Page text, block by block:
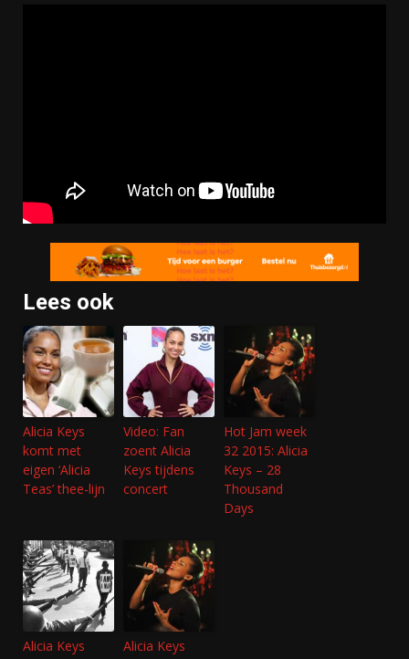
Lees ook
Alicia Keys
komt met
eigen ‘Alicia
Teas’ thee-lijn
Video: Fan
zoent Alicia
Keys tijdens
concert
Hot Jam week
32 2015: Alicia
Keys – 28
Thousand
Days
Alicia Keys
Alicia Keys